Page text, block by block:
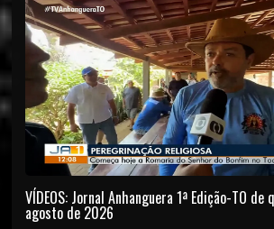
VÍDEOS: Jornal Anhanguera 1ª Edição-TO
agosto de 2026